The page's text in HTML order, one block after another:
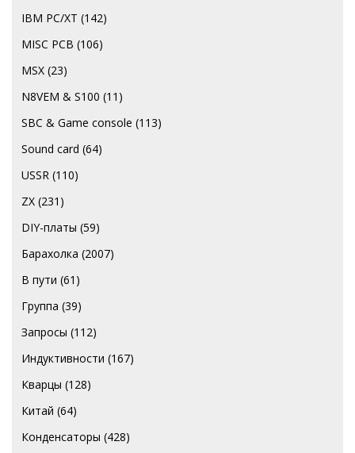
IBM PC/XT (142)
MISC PCB (106)
MSX (23)
N8VEM & S100 (11)
SBC & Game console (113)
Sound card (64)
USSR (110)
ZX (231)
DIY-платы (59)
Барахолка (2007)
В пути (61)
Группа (39)
Запросы (112)
Индуктивности (167)
Кварцы (128)
Китай (64)
Конденсаторы (428)